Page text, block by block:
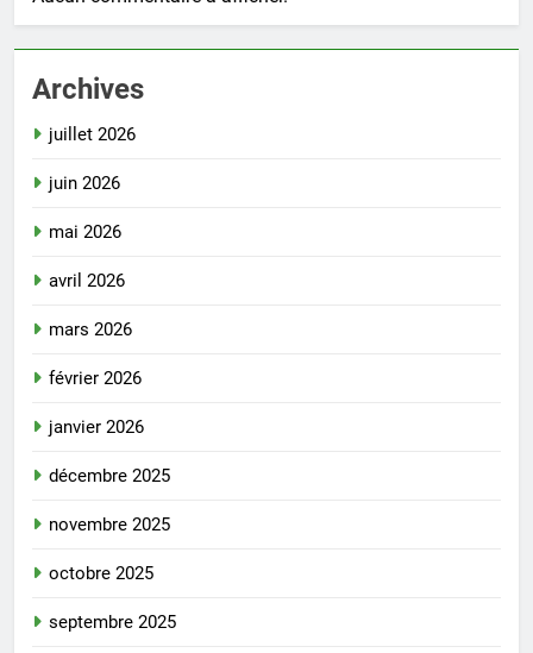
Archives
juillet 2026
juin 2026
mai 2026
avril 2026
mars 2026
février 2026
janvier 2026
décembre 2025
novembre 2025
octobre 2025
septembre 2025